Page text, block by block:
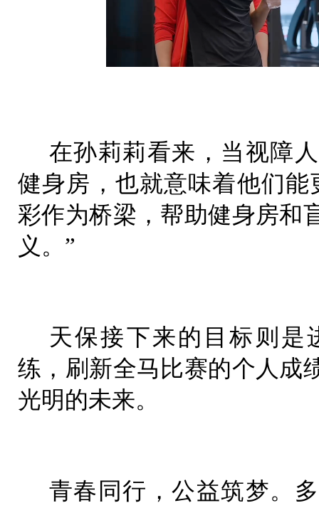
在孙莉莉看来，当视障
健身房，也就意味着他们
彩作为桥梁，帮助健身房和
义。”
天保接下来的目标则是
练，刷新全马比赛的个人成
光明的未来。
青春同行，公益筑梦。